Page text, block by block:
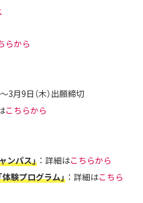
らから
～3月9日（木）出願締切
こちらから
ンパス」 ：詳細はこちらから
体験プログラム」 ：詳細はこちら